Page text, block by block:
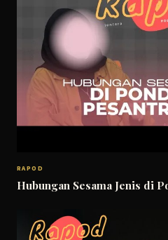
RAPOD
Hubungan Sesama Jenis di